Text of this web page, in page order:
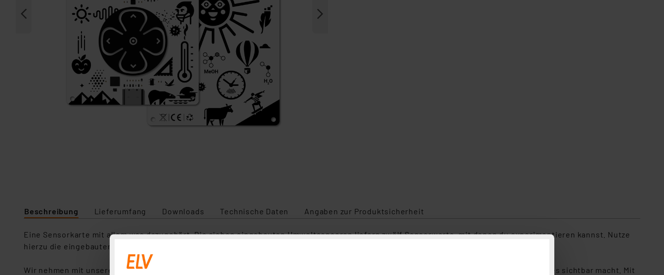
Beschreibung Lieferumfang Downloads Technische Daten Angaben zur Produktsicherheit
Eine Sensorkarte mit allem was dazugehört. Die sieben eingebauten Umweltsensoren liefern zwölf Sensorwerte, mit denen du experimentieren kannst. Nutze
hierzu die eingebauten Programme, ändere diese ab oder schreib dir deinen Code.
Wir nehmen mit unseren Sinnen nur einen kleinen Teil der Umgebung war. Beeindruckende Beispiele zeigen dir mehr, wie man Unsichtbares sichtbar macht. Mit